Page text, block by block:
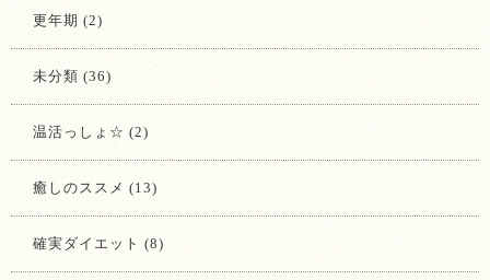
更年期 (2)
未分類 (36)
温活っしょ☆ (2)
癒しのススメ (13)
確実ダイエット (8)